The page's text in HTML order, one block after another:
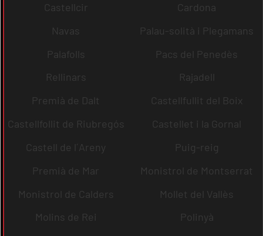
Castellcir
Cardona
Navas
Palau-solità i Plegamans
Palafolls
Pacs del Penedès
Rellinars
Rajadell
Premià de Dalt
Castellfullit del Boix
Castellfollit de Riubregós
Castellet i la Gornal
Castell de l´Areny
Puig-reig
Premià de Mar
Monistrol de Montserrat
Monistrol de Calders
Mollet del Vallès
Molins de Rei
Polinyà